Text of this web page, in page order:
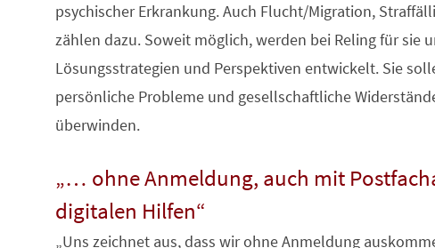
psychischer Erkrankung. Auch Flucht/Migration,
zählen dazu. Soweit möglich, werden bei Reling für sie
Lösungsstrategien und Perspektiven entwickelt. Sie
persönliche Probleme und gesellschaftliche
überwinden.
„… ohne Anmeldung, auch mit
digitalen Hilfen“
„Uns zeichnet aus, dass wir ohne Anmeldung